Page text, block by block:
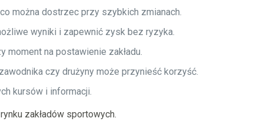
można dostrzec przy szybkich zmianach.
wyniki i zapewnić zysk bez ryzyka.
na postawienie zakładu.
czy drużyny może przynieść korzyść.
kursów i informacji.
zakładów sportowych.